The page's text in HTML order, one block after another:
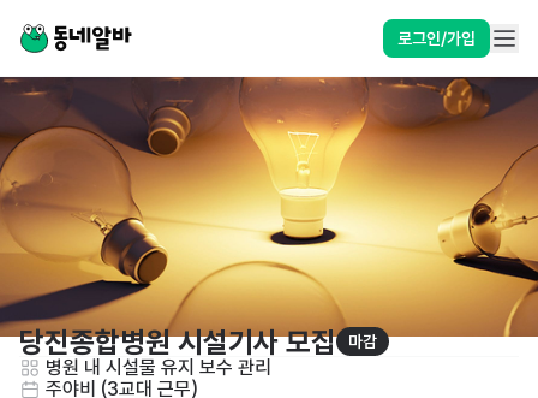
로그인/가입
당진종합병원 시설기사 모집 마감
병원 내 시설물 유지 보수 관리
주야비 (3교대 근무)